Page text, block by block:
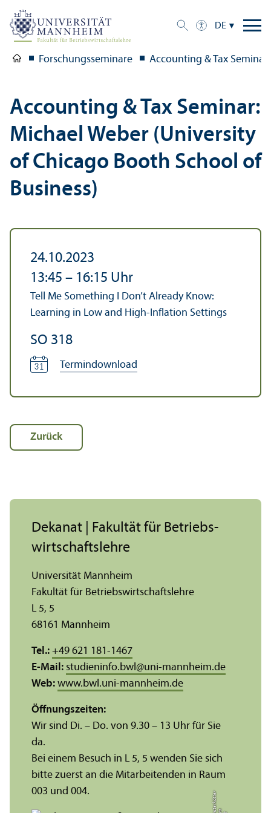
DE
Forschungs­seminare Accounting & Tax
Accounting & Tax Seminar:
Michael Weber (University
of Chicago Booth School of
Business)
24.10.2023
13:45 – 16:15 Uhr
Tell Me Something I Don’t Already Know:
Learning in Low and High-Inflation Settings
SO 318
Termindownload
Zurück
r
Dekanat | Fakultät für Betriebs­
wirtschafts­lehre
Universität Mannheim
Fakultät für Betriebs­wirtschafts­lehre
L 5, 5
68161 Mannheim
Tel.: +49 621 181-1467
E-Mail: studieninfo.bwl @uni-mannheim.de
Web: www.bwl.uni-mannheim.de
Öffnungs­zeiten:
Wir sind Di. – Do. von 9.30 – 13 Uhr für Sie
da.
Bei einem Besuch in L 5, 5 wenden Sie sich
bitte zuerst an die Mitarbeitenden in Raum
003 und 004.